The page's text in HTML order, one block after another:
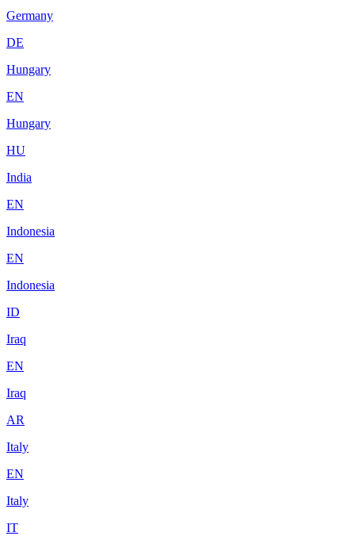
Germany
DE
Hungary
EN
Hungary
HU
India
EN
Indonesia
EN
Indonesia
ID
Iraq
EN
Iraq
AR
Italy
EN
Italy
IT